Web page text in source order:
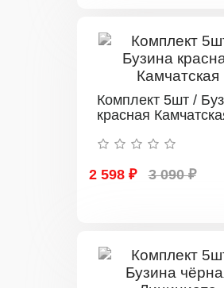
Комплект 5шт /
красная
2 598 ₽ 3 090 ₽